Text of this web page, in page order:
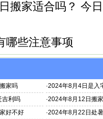
搬家适合吗？ 今
哪些注意事项
家吗 ·2024年8月4日是入
吉利吗 ·2024年8月12日搬
好不好 ·2024年8月22日处